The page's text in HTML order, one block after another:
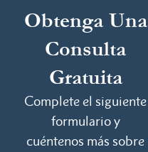
Obtenga Una
Consulta
Gratuita
Complete el siguiente
formulario y
cuéntenos más sobre